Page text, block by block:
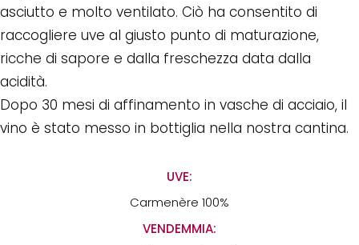
asciutto e molto ventilato. Ciò ha consentito di
raccogliere uve al giusto punto di maturazione,
ricche di sapore e dalla freschezza data dalla
acidità.
Dopo 30 mesi di affinamento in vasche di acciaio, il
vino è stato messo in bottiglia nella nostra cantina.
UVE:
Carmenère 100%
VENDEMMIA: